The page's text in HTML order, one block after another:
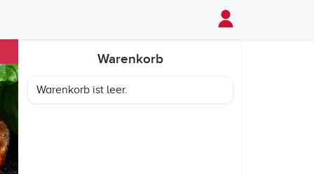
Warenkorb
Warenkorb ist leer.